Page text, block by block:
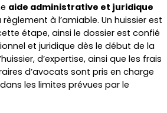
aide administrative et juridique
à l’amiable. Un huissier est
étape, ainsi le dossier est confié
et juridique dès le début de la
d’expertise, ainsi que les frais
d’avocats sont pris en charge
les limites prévues par le